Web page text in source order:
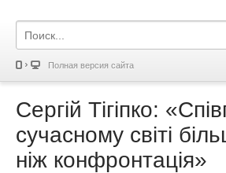
Полная версия сайта
Сергій Тігіпко:
сучасному світі
ніж конфронтація»